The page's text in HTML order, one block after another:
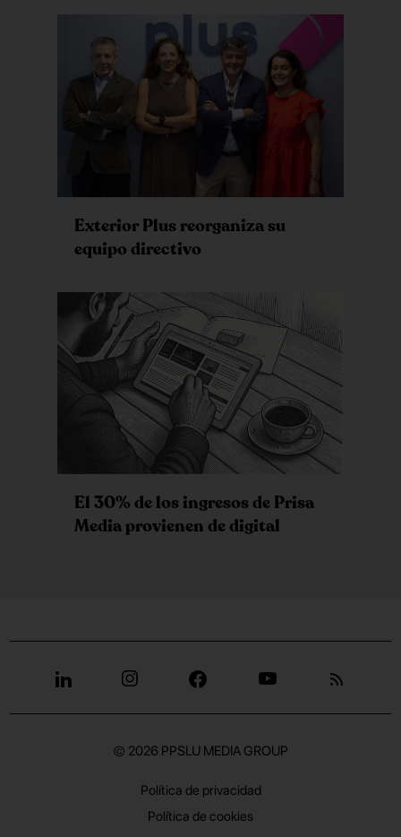
Exterior Plus reorganiza su
equipo directivo
El 30% de los ingresos de Prisa
Media provienen de digital
© 2026 PPSLU MEDIA GROUP
Política de privacidad
Política de cookies